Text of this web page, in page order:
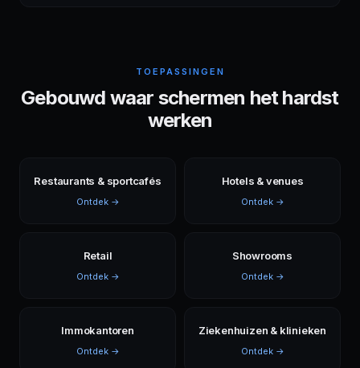
TOEPASSINGEN
Gebouwd waar schermen het hardst
werken
Restaurants & sportcafés
Ontdek →
Hotels & venues
Ontdek →
Retail
Ontdek →
Showrooms
Ontdek →
Immokantoren
Ontdek →
Ziekenhuizen & klinieken
Ontdek →